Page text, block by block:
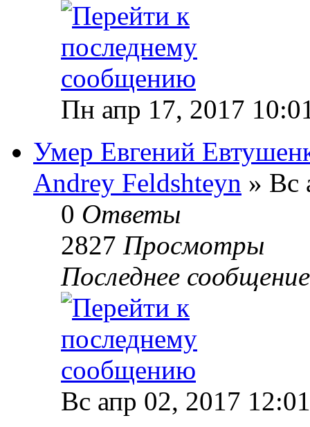
Пн апр 17, 2017
Умер Евгений
Andrey Feldshteyn » Вс
0 Ответы
2827 Просмотры
Последнее
Вс апр 02, 2017